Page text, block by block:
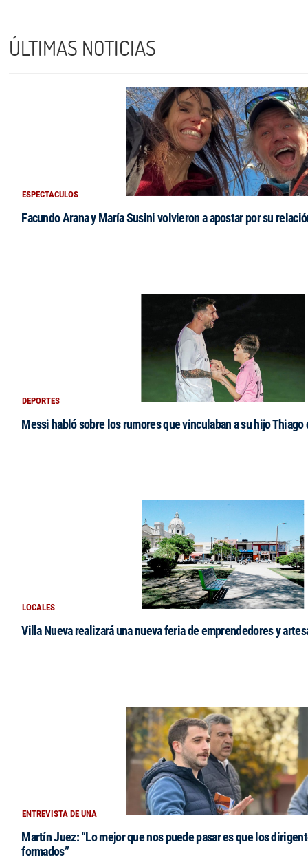
ÚLTIMAS NOTICIAS
ESPECTACULOS
Facundo Arana y María Susini volvieron a apostar por su
DEPORTES
Messi habló sobre los rumores que vinculaban a su hijo Thiago
LOCALES
Villa Nueva realizará una nueva feria de emprendedores y
ENTREVISTA DE UNA
Martín Juez: “Lo mejor que nos puede pasar es que los
formados”